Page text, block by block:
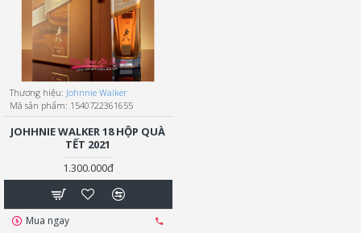
Thương hiệu: Johnnie Walker
Mã sản phẩm: 1540722361655
JOHHNIE WALKER 18 HỘP QUÀ
TẾT 2021
1.300.000đ
Mua ngay